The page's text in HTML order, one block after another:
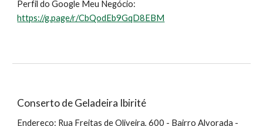
Perfil do Google Meu Negócio:
https://g.page/r/CbQodEb9GqD8EBM
Conserto de Geladeira Ibirité
Endereço: Rua Freitas de Oliveira, 600 - Bairro Alvorada -